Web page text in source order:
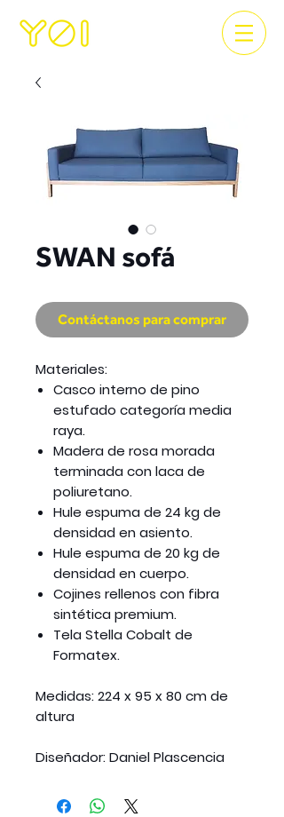
SWAN sofá
Contáctanos para comprar
Materiales:
Casco interno de pino
estufado categoría media
raya.
Madera de rosa morada
terminada con laca de
poliuretano.
Hule espuma de 24 kg de
densidad en asiento.
Hule espuma de 20 kg de
densidad en cuerpo.
Cojines rellenos con fibra
sintética premium.
Tela Stella Cobalt de
Formatex.
Medidas: 224 x 95 x 80 cm de
altura
Diseñador: Daniel Plascencia